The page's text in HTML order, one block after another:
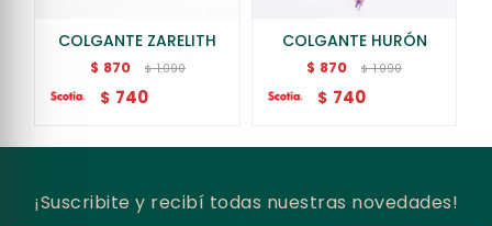
COLGANTE ZARELITH
$ 870 $ 1.090
$ 740
COLGANTE HURÓN
$ 870 $ 1.090
$ 740
¡Suscribite y recibí todas nuestras novedades!